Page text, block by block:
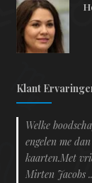
Klant
Welke
engelen me
kaarten.Met
Mirten Jacobs